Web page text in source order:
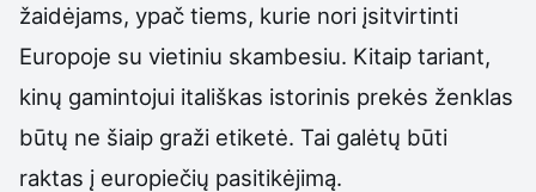
žaidėjams, ypač tiems, kurie nori įsitvirtinti
Europoje su vietiniu skambesiu. Kitaip tariant,
kinų gamintojui itališkas istorinis prekės ženklas
būtų ne šiaip graži etiketė. Tai galėtų būti
raktas į europiečių pasitikėjimą.